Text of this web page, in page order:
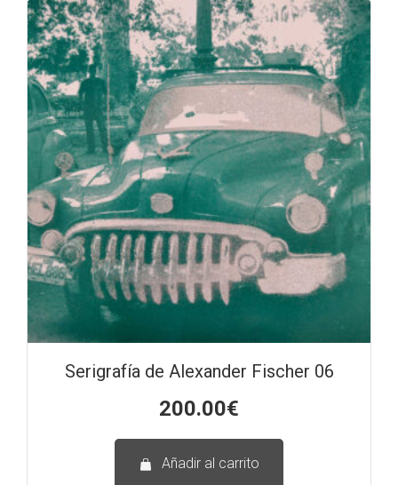
Serigrafía de Alexander Fischer 06
200.00€
Añadir al carrito